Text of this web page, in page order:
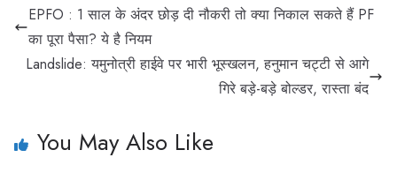
EPFO : 1 साल के अंदर छोड़ दी नौकरी तो क्या निकाल सकते हैं PF
का पूरा पैसा? ये है नियम
Landslide: यमुनोत्री हाईवे पर भारी भूस्खलन, हनुमान चट्टी से आगे
गिरे बड़े-बड़े बोल्डर, रास्ता बंद
You May Also Like